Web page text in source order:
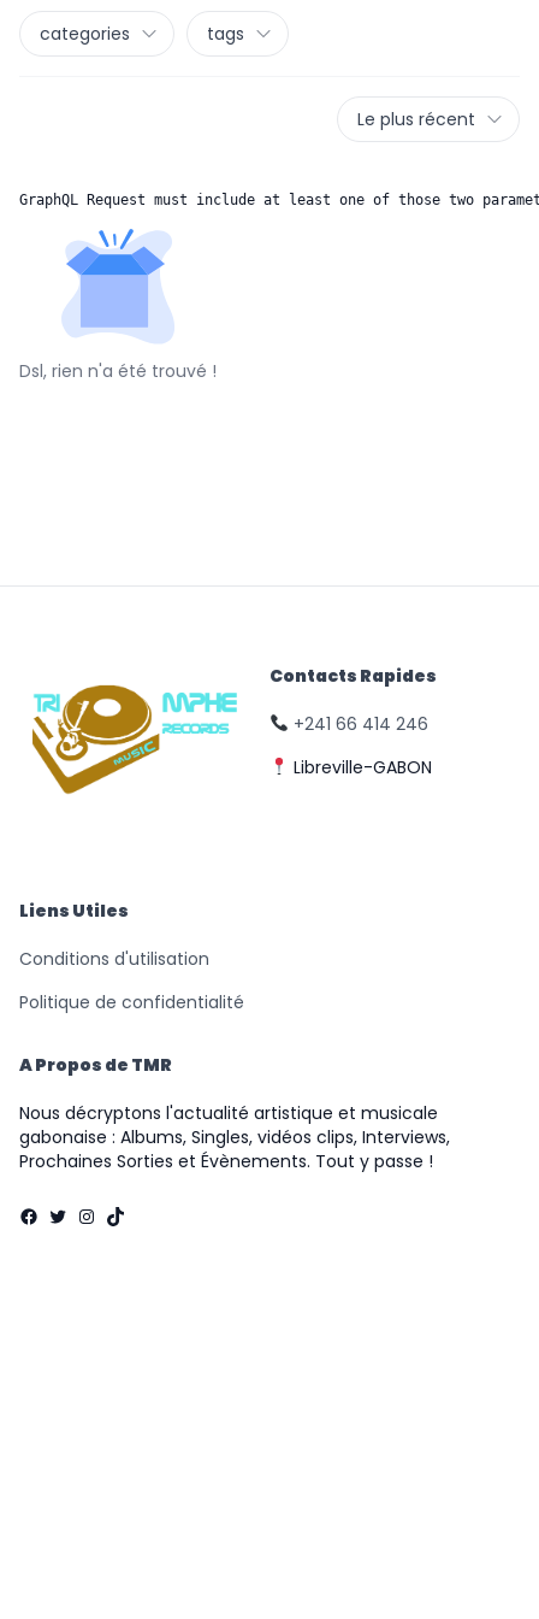
categories tags
Le plus récent
GraphQL Request must include at least one of those two
Dsl, rien n'a été trouvé !
Contacts Rapides
+241 66 414 246
Libreville-GABON
Liens Utiles
Conditions d'utilisation
Politique de confidentialité
A Propos de TMR
Nous décryptons l'actualité artistique et musicale
gabonaise : Albums, Singles, vidéos clips, Interviews,
Prochaines Sorties et Évènements. Tout y passe !
Facebook
Twitter
Instagram
TikTok